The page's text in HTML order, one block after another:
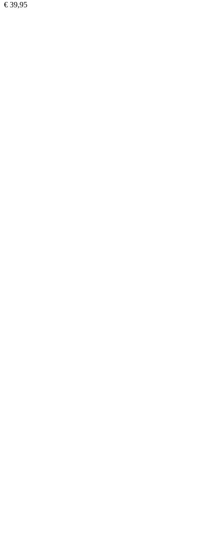
€ 39,95